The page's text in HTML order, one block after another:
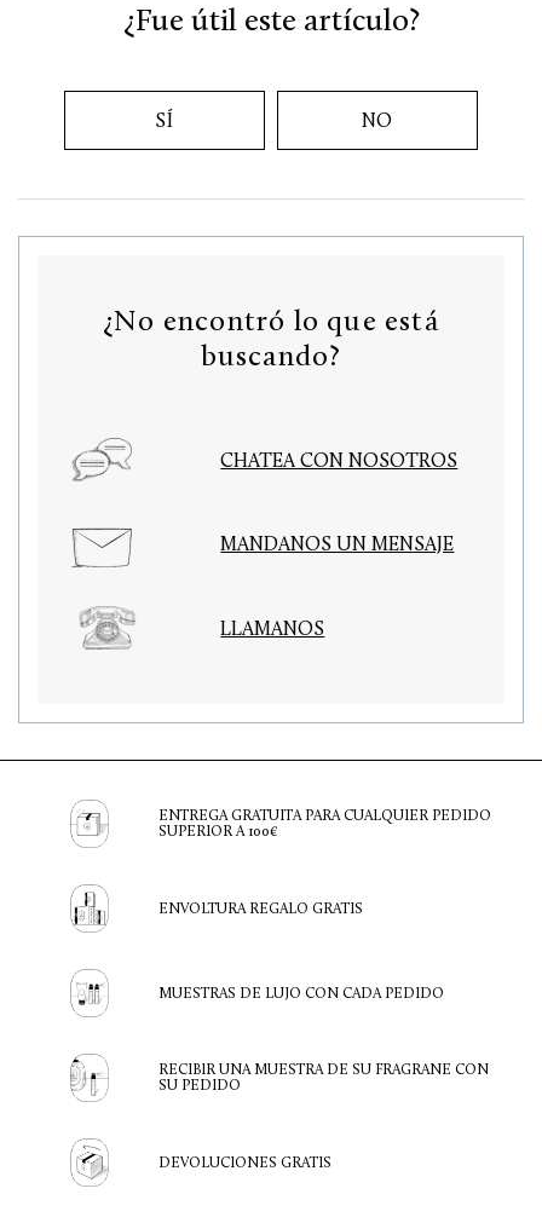
¿Fue útil este artículo?
SÍ NO
¿No encontró lo que está
buscando?
CHATEA CON NOSOTROS
MANDANOS UN MENSAJE
LLAMANOS
ENTREGA GRATUITA PARA CUALQUIER PEDIDO
SUPERIOR A 100€
ENVOLTURA REGALO GRATIS
MUESTRAS DE LUJO CON CADA PEDIDO
RECIBIR UNA MUESTRA DE SU FRAGRANE CON
SU PEDIDO
DEVOLUCIONES GRATIS